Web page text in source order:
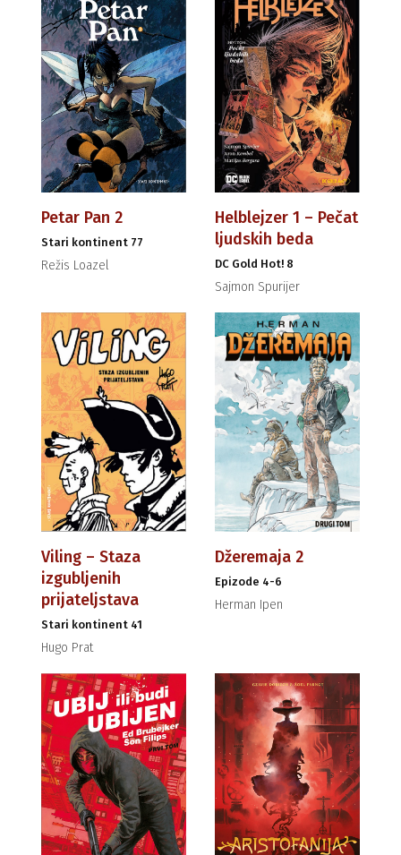
Petar Pan 2
Stari kontinent 77
Režis Loazel
Helblejzer 1 – Pečat
ljudskih beda
DC Gold Hot! 8
Sajmon Spurijer
Viling – Staza
izgubljenih
prijateljstava
Stari kontinent 41
Hugo Prat
Džeremaja 2
Epizode 4-6
Herman Ipen